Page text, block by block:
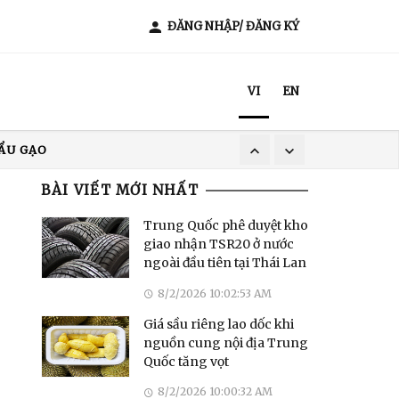
ĐĂNG NHẬP/ ĐĂNG KÝ
VI EN
GẠO
GẠO
BÀI VIẾT MỚI NHẤT
Trung Quốc phê duyệt kho
giao nhận TSR20 ở nước
ngoài đầu tiên tại Thái Lan
8/2/2026 10:02:53 AM
Giá sầu riêng lao dốc khi
nguồn cung nội địa Trung
Quốc tăng vọt
8/2/2026 10:00:32 AM